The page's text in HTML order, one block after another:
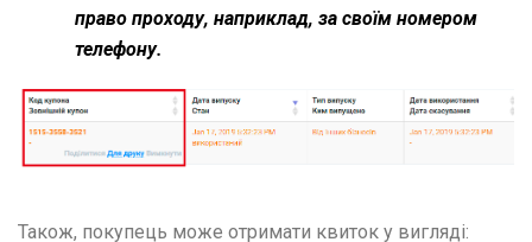
право проходу, наприклад, за своїм номером
телефону.
Також, покупець може отримати квиток у вигляді: